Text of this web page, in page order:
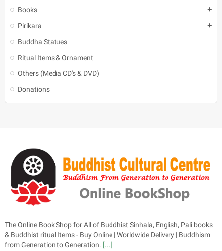
Books add
Pirikara add
Buddha Statues
Ritual Items & Ornament
Others (Media CD's & DVD)
Donations
The Online Book Shop for All of Buddhist Sinhala, English, Pali books
& Buddhist ritual Items - Buy Online | Worldwide Delivery | Buddhism
from Generation to Generation. [...]